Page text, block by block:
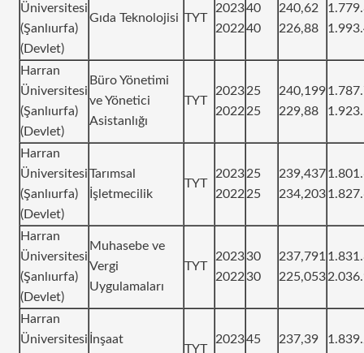
Üniversitesi
(Şanlıurfa)
(Devlet)
Gıda Teknolojisi TYT
2023
2022
40
40
240,62
226,88
Harran
Üniversitesi
(Şanlıurfa)
(Devlet)
Büro Yönetimi
ve Yönetici
Asistanlığı
TYT
2023
2022
25
25
240,199
229,88
Harran
Üniversitesi
(Şanlıurfa)
(Devlet)
Tarımsal
İşletmecilik
TYT
2023
2022
25
25
239,437
234,203
Harran
Üniversitesi
(Şanlıurfa)
(Devlet)
Muhasebe ve
Vergi
Uygulamaları
TYT
2023
2022
30
30
237,791
225,053
Harran
Üniversitesi İnşaat
TYT
202345
237,39